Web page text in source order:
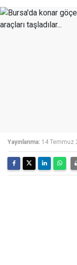
Yayınlanma: 14 Temmuz